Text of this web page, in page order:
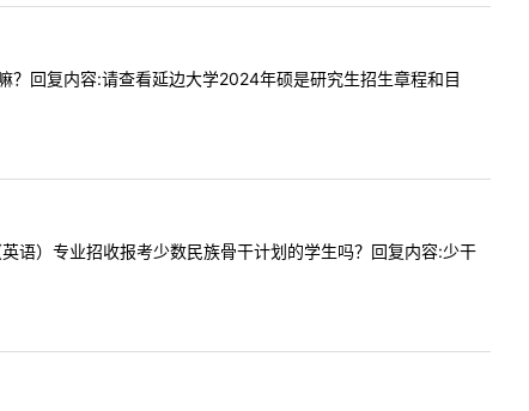
回复内容:请查看延边大学2024年硕是研究生招生章程和目
）专业招收报考少数民族骨干计划的学生吗？回复内容:少干